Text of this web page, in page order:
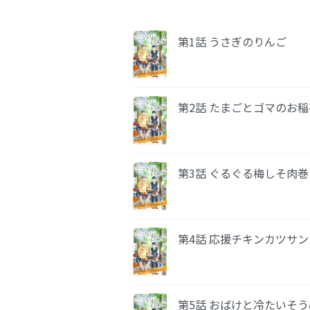
第1話 うさぎのりんご
第2話 たまごとゴマのお
第3話 ぐるぐる梅しそ肉
第4話 応援チキンカツサ
第5話 おばけと冷たいそ